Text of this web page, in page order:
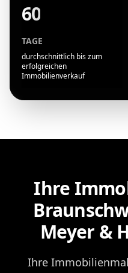
60
TAGE
durchschnittlich bis zum
erfolgreichen
Immobilienverkauf
Ihre
Meyer &
Ihre